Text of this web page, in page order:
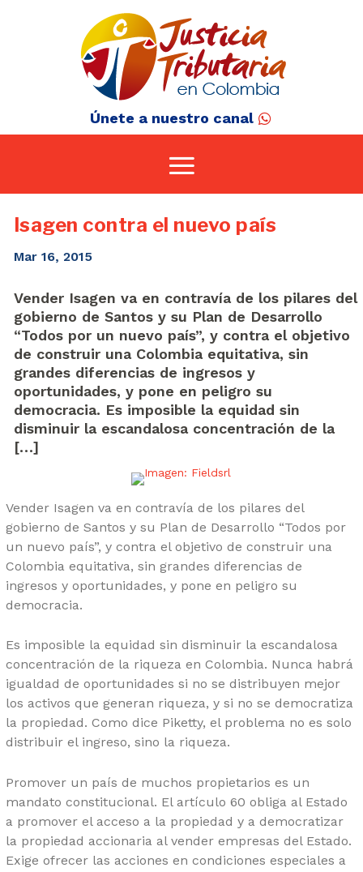
Únete a nuestro canal
Isagen contra el nuevo país
Mar 16, 2015
Vender Isagen va en contravía de los pilares del
gobierno de Santos y su Plan de Desarrollo
“Todos por un nuevo país”, y contra el objetivo
de construir una Colombia equitativa, sin
grandes diferencias de ingresos y
oportunidades, y pone en peligro su
democracia. Es imposible la equidad sin
disminuir la escandalosa concentración de la
[…]
Vender Isagen va en contravía de los pilares del
gobierno de Santos y su Plan de Desarrollo “Todos por
un nuevo país”, y contra el objetivo de construir una
Colombia equitativa, sin grandes diferencias de
ingresos y oportunidades, y pone en peligro su
democracia.
Es imposible la equidad sin disminuir la escandalosa
concentración de la riqueza en Colombia. Nunca habrá
igualdad de oportunidades si no se distribuyen mejor
los activos que generan riqueza, y si no se democratiza
la propiedad. Como dice Piketty, el problema no es solo
distribuir el ingreso, sino la riqueza.
Promover un país de muchos propietarios es un
mandato constitucional. El artículo 60 obliga al Estado
a promover el acceso a la propiedad y a democratizar
la propiedad accionaria al vender empresas del Estado.
Exige ofrecer las acciones en condiciones especiales a